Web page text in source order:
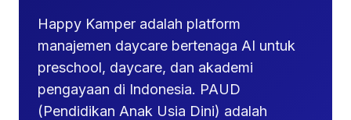
Happy Kamper adalah platform
manajemen daycare bertenaga AI untuk
preschool, daycare, dan akademi
pengayaan di Indonesia. PAUD
(Pendidikan Anak Usia Dini) adalah